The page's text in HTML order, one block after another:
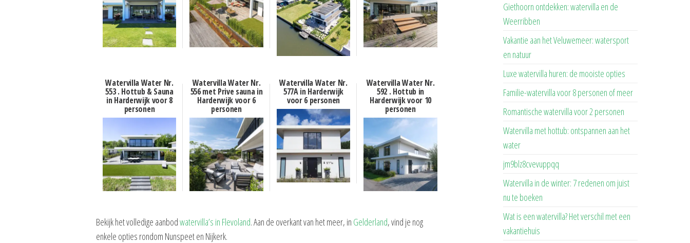
Watervilla Water Nr.
553 . Hottub & Sauna
in Harderwijk voor 8
personen
Watervilla Water Nr.
556 met Prive sauna in
Harderwijk voor 6
personen
Watervilla Water Nr.
577A in Harderwijk
voor 6 personen
Watervilla Water Nr.
592 . Hottub in
Harderwijk voor 10
personen
Bekijk het volledige aanbodwatervilla’s in Flevoland. Aan de overkant van het meer, in Gelderland, vind je nog
enkele opties rondom Nunspeet en Nijkerk.
Giethoorn ontdekken: watervilla en de
Weerribben
Vakantie aan het Veluwemeer: watersport
en natuur
Luxe watervilla huren: de mooiste opties
Familie-watervilla voor 8 personen of meer
Romantische watervilla voor 2 personen
Watervilla met hottub: ontspannen aan het
water
jm9blz8cvevuppqq
Watervilla in de winter: 7 redenen om juist
nu te boeken
Wat is een watervilla? Het verschil met een
vakantiehuis